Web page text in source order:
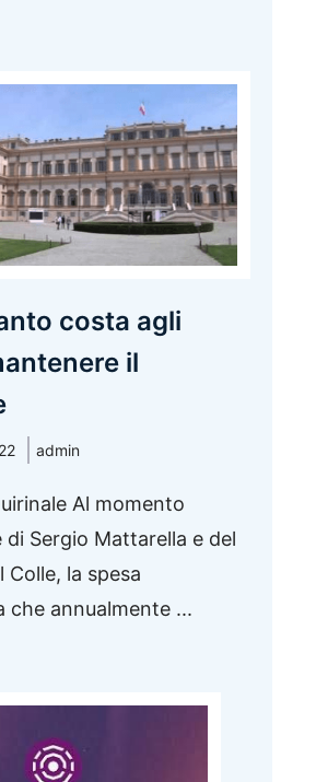
costa agli
il
admin
Al momento
di Sergio Mattarella e del
Colle, la spesa
che annualmente ...